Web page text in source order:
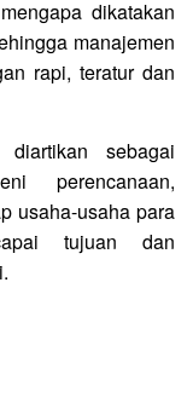
dikatakan
manajemen
rapi, teratur dan
sebagai
perencanaan,
usaha-usaha para
tujuan dan